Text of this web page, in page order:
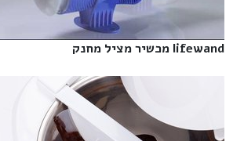
lifewand מכשיר מציל מחנק‎